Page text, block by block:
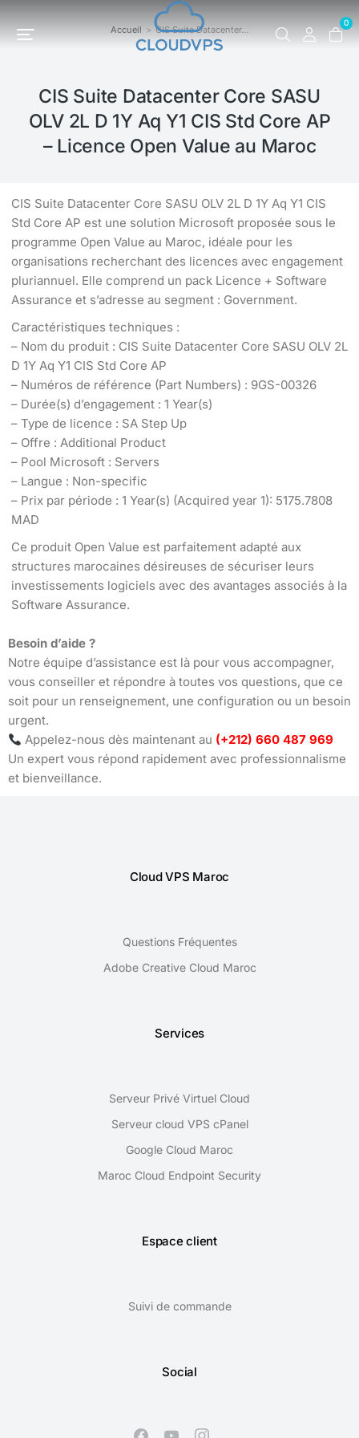
0
Vous êtes ici : Accueil CIS Suite Datacenter…
CIS Suite Datacenter Core SASU
OLV 2L D 1Y Aq Y1 CIS Std Core AP
– Licence Open Value au Maroc
CIS Suite Datacenter Core SASU OLV 2L D 1Y Aq Y1 CIS
Std Core AP est une solution Microsoft proposée sous le
programme Open Value au Maroc, idéale pour les
organisations recherchant des licences avec engagement
pluriannuel. Elle comprend un pack Licence + Software
Assurance et s’adresse au segment : Government.
Caractéristiques techniques :
– Nom du produit : CIS Suite Datacenter Core SASU OLV 2L
D 1Y Aq Y1 CIS Std Core AP
– Numéros de référence (Part Numbers) : 9GS-00326
– Durée(s) d’engagement : 1 Year(s)
– Type de licence : SA Step Up
– Offre : Additional Product
– Pool Microsoft : Servers
– Langue : Non-specific
– Prix par période : 1 Year(s) (Acquired year 1): 5175.7808
MAD
Ce produit Open Value est parfaitement adapté aux
structures marocaines désireuses de sécuriser leurs
investissements logiciels avec des avantages associés à la
Software Assurance.
Besoin d’aide ?
Notre équipe d’assistance est là pour vous accompagner,
vous conseiller et répondre à toutes vos questions, que ce
soit pour un renseignement, une configuration ou un besoin
urgent.
Appelez-nous dès maintenant au (+212) 660 487 969
Un expert vous répond rapidement avec professionnalisme
et bienveillance.
Cloud VPS Maroc
Questions Fréquentes
Adobe Creative Cloud Maroc
Services
Serveur Privé Virtuel Cloud
Serveur cloud VPS cPanel
Google Cloud Maroc
Maroc Cloud Endpoint Security
Espace client
Suivi de commande
Social